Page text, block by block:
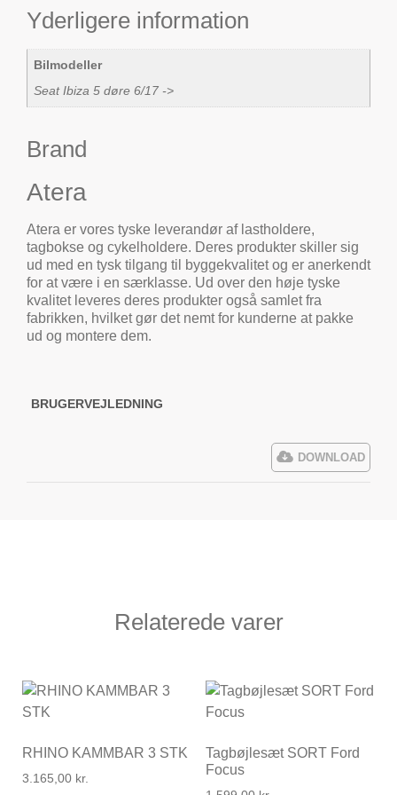
Yderligere information
Bilmodeller
Seat Ibiza 5 døre 6/17 ->
Brand
Atera
Atera er vores tyske leverandør af lastholdere,
tagbokse og cykelholdere. Deres produkter skiller sig
ud med en tysk tilgang til byggekvalitet og er anerkendt
for at være i en særklasse. Ud over den høje tyske
kvalitet leveres deres produkter også samlet fra
fabrikken, hvilket gør det nemt for kunderne at pakke
ud og montere dem.
BRUGERVEJLEDNING
DOWNLOAD
Relaterede varer
RHINO KAMMBAR 3 STK
3.165,00 kr.
Tagbøjlesæt SORT Ford
Focus